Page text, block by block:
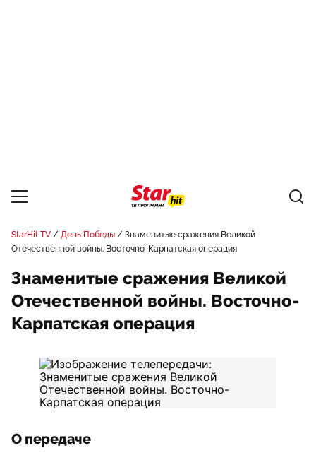
StarHit TV День Победы
Знаменитые сражения Великой
Отечественной войны. Восточно-Карпатская операция
Знаменитые сражения Великой
Отечественной войны. Восточно-
Карпатская операция
О передаче